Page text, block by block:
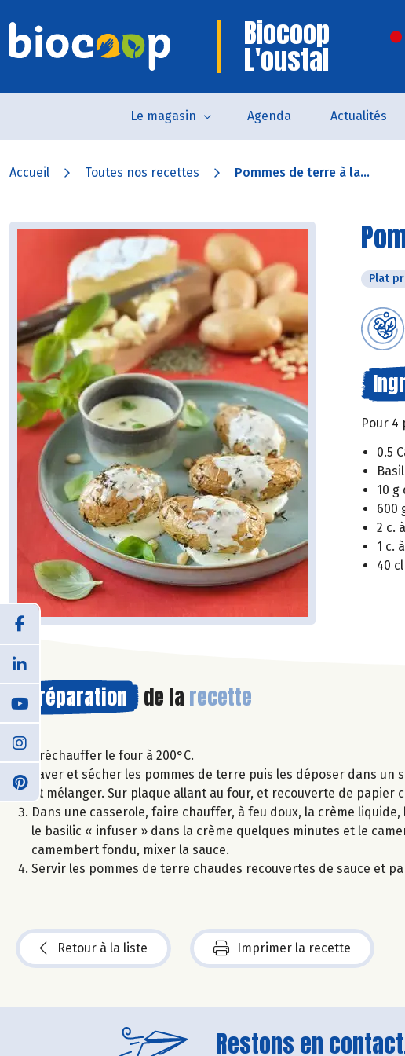
Biocoop
L'oustal
Le magasin Agenda Actualités
Accueil Toutes nos recettes Pommes de terre à la...
Plat
Pour 4
0.5
10 g
600
2 c.
1 c.
40
Préparation de la recette
Préchauffer le four à 200°C.
Laver et sécher les pommes de terre puis les déposer dans un
et mélanger. Sur plaque allant au four, et recouverte de
Dans une casserole, faire chauffer, à feu doux, la crème
le basilic « infuser » dans la crème quelques minutes et le
camembert fondu, mixer la sauce.
Servir les pommes de terre chaudes recouvertes de sauce et
Retour à la liste Imprimer la recette
Restons en